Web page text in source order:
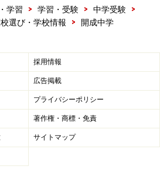
学習 > 学習・受験 > 中学受験
>
選び・学校情報
> 開成中学
採用情報
広告掲載
プライバシーポリシー
著作権・商標・免責
サイトマップ